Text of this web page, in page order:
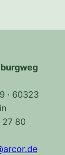
· 60323
27 80